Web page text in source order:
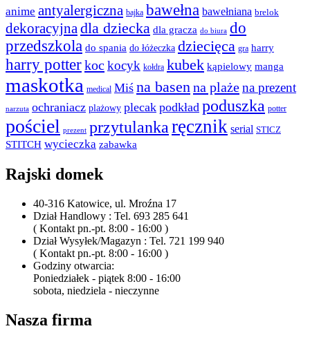
anime antyalergiczna bajka bawełna bawełniana brelok
dekoracyjna dla dziecka dla gracza do biura do
przedszkola do spania do łóżeczka dziecięca gra harry
harry potterkoc kocyk kołdra kubek kąpielowy manga
maskotka medical Miś na basen na plażena prezent
narzuta ochraniacz plażowy plecak podkład poduszka potter
pościel prezent przytulanka ręcznik serial STICZ
STITCH wycieczka zabawka
Rajski domek
40-316 Katowice, ul. Mroźna 17
Dział Handlowy : Tel. 693 285 641
( Kontakt pn.-pt. 8:00 - 16:00 )
Dział Wysyłek/Magazyn : Tel. 721 199 940
( Kontakt pn.-pt. 8:00 - 16:00 )
Godziny otwarcia:
Poniedziałek - piątek 8:00 - 16:00
sobota, niedziela - nieczynne
Nasza firma